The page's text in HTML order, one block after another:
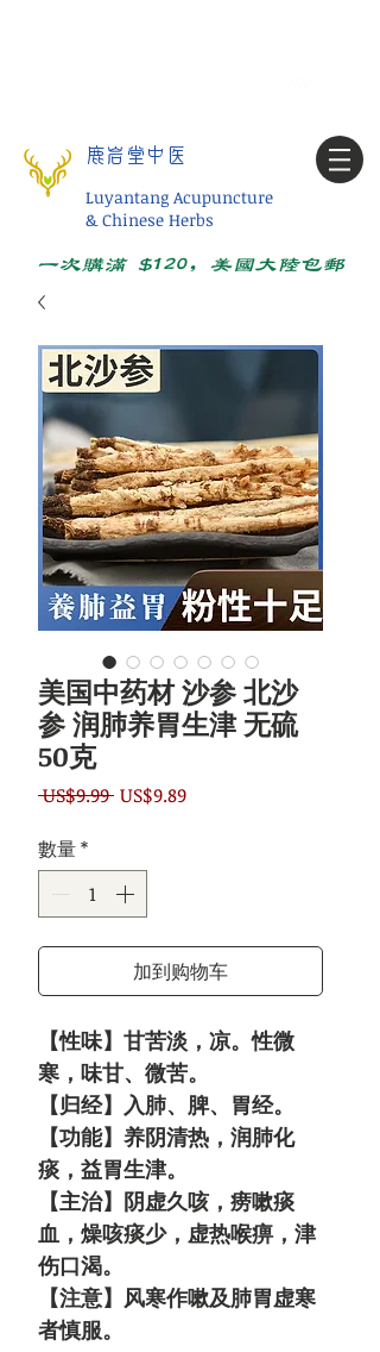
鹿岩堂中医
Luyantang Acupuncture
& Chinese Herbs
一次购满 $120，美国大陆包邮
美国中药材 沙参 北沙
参 润肺养胃生津 无硫
50克
US$9.99 一
格
US$9.89促
數量*
加到购物车
【性味】甘苦淡，凉。性微
寒，味甘、微苦。
【归经】入肺、脾、胃经。
【功能】养阴清热，润肺化
痰，益胃生津。
【主治】阴虚久咳，痨嗽痰
血，燥咳痰少，虚热喉痹，津
伤口渴。
【注意】风寒作嗽及肺胃虚寒
者慎服。